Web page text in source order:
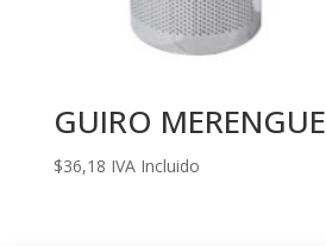
GUIRO
$36,18 IVA Incluido